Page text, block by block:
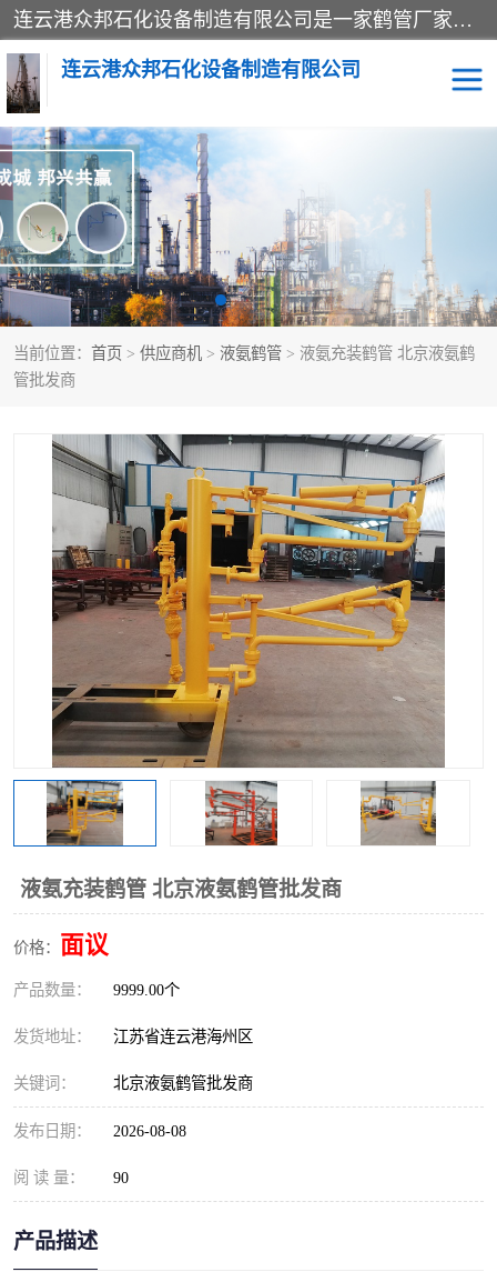
连云港众邦石化设备制造有限公司是一家鹤管厂家主营：鹤管、装车鹤管等，是致力于石油、石化等流体装卸设备(主要产品如鹤管、输油臂、脱缆钩等)的咨询、设计、制造、检测、安装指导、系统调试、维修维护等业务的公司。
连云港众邦石化设备制造有限公司
当前位置： 首页 > 供应商机 > 液氨鹤管 > 液氨充装鹤管 北京液氨鹤
管批发商
液氨充装鹤管 北京液氨鹤管批发商
价格： 面议
产品数量： 9999.00个
发货地址： 江苏省连云港海州区
关键词： 北京液氨鹤管批发商
发布日期： 2026-08-08
阅 读 量： 90
产品描述
鹤管 顶部装卸鹤管
底部装卸鹤管 LNG低温鹤管
液氨鹤管 液化气鹤管
鹤管配件 活动梯栈台
撬装系统设备 装车鹤管